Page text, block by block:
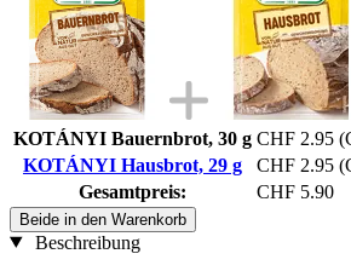
KOTÁNYI Bauernbrot, 30 g CHF 2.95
KOTÁNYI Hausbrot, 29 g
CHF 2.95
Gesamtpreis:
CHF 5.90
Beide in den Warenkorb
Beschreibung